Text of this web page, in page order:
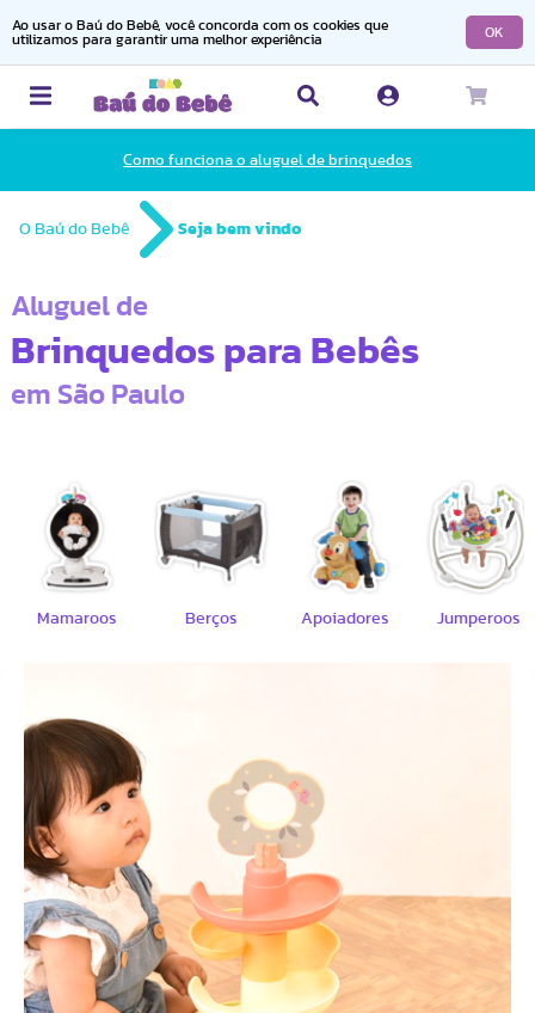
Ao usar o Baú do Bebê, você concorda com os cookies que
utilizamos para garantir uma melhor experiência
OK
Como funciona o aluguel de brinquedos
O Baú do Bebê Seja bem vindo
Aluguel de
Brinquedos para Bebês
em São Paulo
Mamaroos Berços Apoiadores Jumperoos